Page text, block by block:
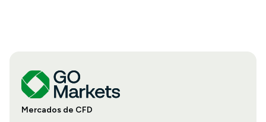
Mercados de CFD